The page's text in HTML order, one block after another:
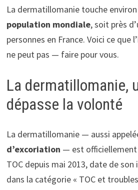
La dermatillomanie touche environ
population mondiale, soit près
personnes en France. Voici ce que
ne peut pas — faire pour vous.
La dermatillomanie,
dépasse la volonté
La dermatillomanie — aussi
d’excoriation — est officiellement
TOC depuis mai 2013, date de
dans la catégorie « TOC et